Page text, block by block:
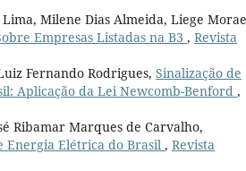
Milene Dias Almeida, Liege
Empresas Listadas na B3 , Revista
Fernando Rodrigues, Sinalização de
Aplicação da Lei Newcomb-Benford ,
Ribamar Marques de Carvalho,
Energia Elétrica do Brasil , Revista